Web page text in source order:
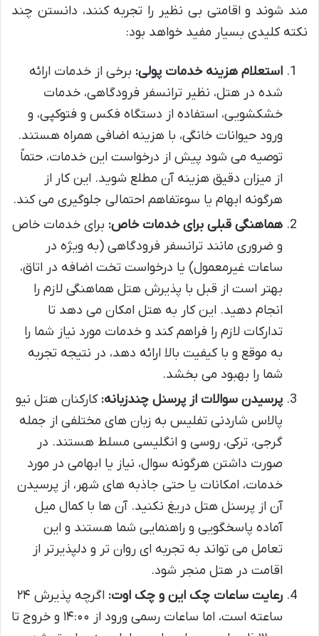
مند شوند و اقامتی بی نظیر را تجربه کنند، دانستن چند
نکته کلیدی بسیار مفید خواهد بود:
استعلام هزینه خدمات پولی: برخی از خدمات ارائه
شده در هتل، نظیر ترانسفر فرودگاهی، خدمات
خشکشویی، استفاده از دستگاه فکس و فتوکپی، و
ورود حیوانات خانگی، با هزینه اضافی همراه هستند.
توصیه می شود پیش از درخواست این خدمات، حتماً
از میزان دقیق هزینه آن مطلع شوید. این کار از
هرگونه ابهام یا سوءتفاهم احتمالی جلوگیری می کند.
هماهنگی قبلی برای خدمات خاص: برای خدمات خاص
و ضروری مانند ترانسفر فرودگاهی (به ویژه در
ساعات غیرمعمول) یا درخواست تخت اضافه در اتاق،
بهتر است از قبل با پذیرش هتل هماهنگی لازم را
انجام دهید. این کار به هتل امکان می دهد تا
تدارکات لازم را فراهم کند و خدمات مورد نیاز شما را
به موقع و با کیفیت بالا ارائه دهد، در نتیجه تجربه
شما را بهبود می بخشد.
پرسیدن سوالات از پرسنل چندزبانه: کارکنان هتل نیو
پالاس شاردنی تفلیس به زبان های مختلفی از جمله
گرجی، ترکی، روسی و انگلیسی مسلط هستند. در
صورت داشتن هرگونه سوال، نیاز یا ابهامی در مورد
خدمات، امکانات یا حتی جاذبه های شهر، از پرسیدن
آن از پرسنل هتل دریغ نکنید. آن ها با کمال میل
آماده پاسخگویی و راهنمایی شما هستند و این
تعامل می تواند به تجربه ای روان تر و دلپذیرتر از
اقامت در هتل منجر شود.
رعایت ساعات چک این و چک اوت:
اگرچه پذیرش ۲۴
ساعته است، اما ساعات رسمی ورود از ۱۴:۰۰ و خروج تا